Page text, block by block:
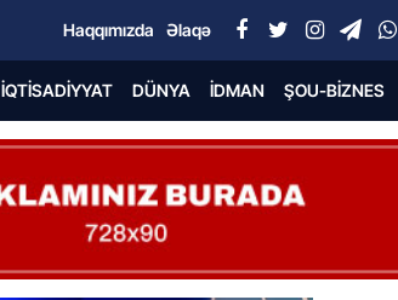
Haqqımızda Əlaqə
İQTISADIYYAT DÜNYA İDMAN ŞOU-BIZNES